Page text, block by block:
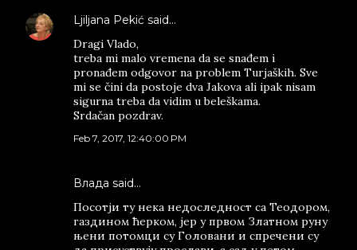
Ljiljana Pekić said…
Dragi Vlado,
treba mi malo vremena da se snađem i
pronađem odgovor na problem Turjaških. Sve
mi se čini da postoje dva Jakova ali ipak nisam
sigurna treba da vidim u beleškama.
Srdačan pozdrav.
Feb 7, 2017, 12:40:00 PM
Влада said…
Посотји ту нека недоследност са Теодором,
газдином ћерком, јер у првом Златном руну
њени потомци су Головани и спречени су